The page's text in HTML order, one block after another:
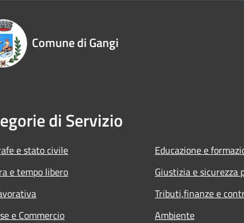
Comune di Gangi
di Servizio
e stato civile
e tempo libero
e Commercio
Educazione e
Giustizia e sicurezza
Tributi,finanze e
Ambiente